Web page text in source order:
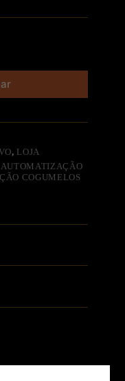
, LOJA
AUTOMATIZAÇÃO
COGUMELOS